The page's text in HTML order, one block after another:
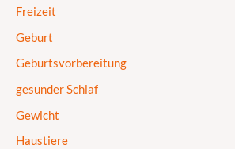
Freizeit
Geburt
Geburtsvorbereitung
gesunder Schlaf
Gewicht
Haustiere